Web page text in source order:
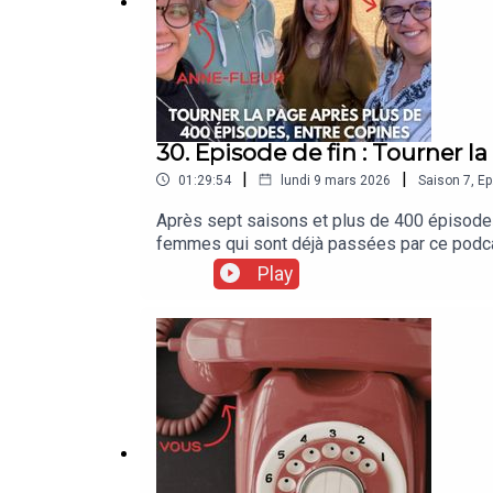
30. Episode de fin : Tourner
01:29:54 | lundi 9 mars 2026 | Saison 7 Ep.
Après sept saisons et plus de 400
femmes qui sont déjà passées par ce
depuis.Autour de la table : Delphine Carlile,
fatigue créative, de cycles, d’envie
années m’ont appris ?Et puis il y a aussi
conversation.Ce dernier épisode ne ferme
de French Morning qui raconte les
Podcast, Deezer, Google Podcast,
Krief.
Play